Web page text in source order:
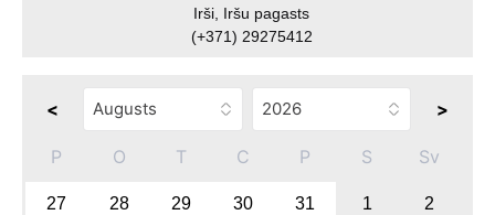
Irši, Iršu pagasts
(+371) 29275412
< >
P O T C P S Sv
27 28 29 30 31 1 2